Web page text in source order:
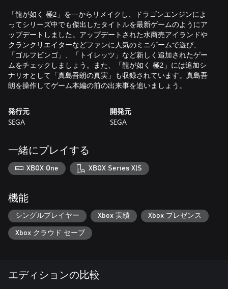
「龍が如く 極2」を一からリメイクし、ドラゴンエンジンによ
ってシリーズ中でも傑出したタイトルを最新ゲームのようにア
ップデートしました。アップデートされた水商売アイランドや
クランクリエイターなどファンに人気のミニゲームで遊び、
「ゴルフビンゴ」、「トイレッツ」など新しく追加されたゲー
ムをチェックしましょう。また、「龍が如く 極2」には追加シ
ナリオとして「真島吾朗の真実」も収録されています。真島吾
朗を操作してゲーム本編の前の出来事を追いましょう。
発行元
SEGA
開発元
SEGA
一緒にプレイする
XBOX One XBOX Series X|S
機能
シングルプレイヤー Xbox 実績 Xbox プレゼンス
Xbox クラウド セーブ
エディションの比較